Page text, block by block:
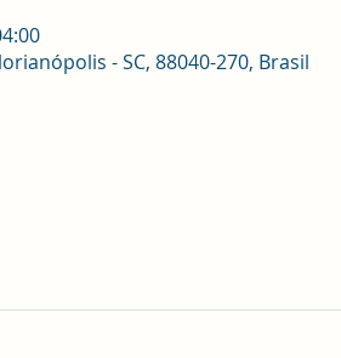
- SC, 88040-270, Brasil